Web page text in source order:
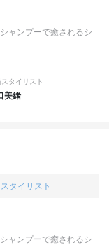
ャンプーで癒されるシ
タイリスト
美緒
スタイリスト
ャンプーで癒されるシ